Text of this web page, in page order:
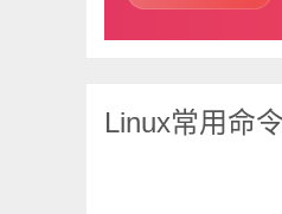
Linux常用命